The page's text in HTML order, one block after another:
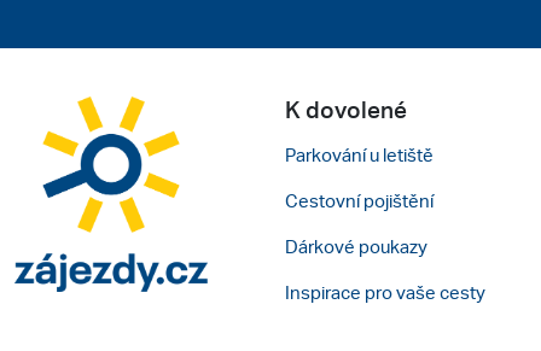
K dovolené
Parkování u letiště
Cestovní pojištění
Dárkové poukazy
Inspirace pro vaše cesty